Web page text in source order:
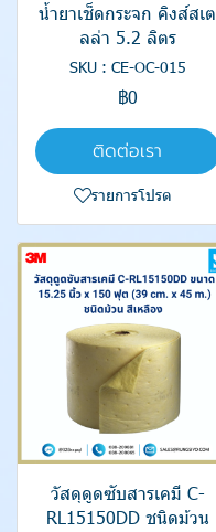
น้ำยาเช็ดกระจก คิงส์สเต
ลล่า 5.2 ลิตร
SKU : CE-OC-015
฿0
ติดต่อเรา
รายการโปรด
วัสดุดูดซับสารเคมี C-
RL15150DD ชนิดม้วน